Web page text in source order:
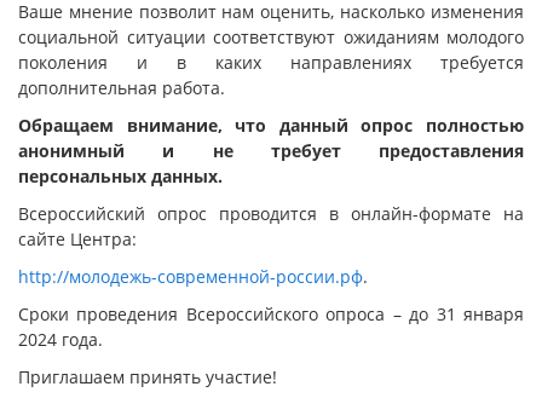
Ваше мнение позволит нам оценить, насколько изменения
социальной ситуации соответствуют ожиданиям молодого
поколения и в каких направлениях требуется
дополнительная работа.
Обращаем внимание, что данный опрос полностью
анонимный и не требует предоставления
персональных данных.
Всероссийский опрос проводится в онлайн-формате на
сайте Центра:
http://молодежь-современной-россии.рф.
Сроки проведения Всероссийского опроса – до 31 января
2024 года.
Приглашаем принять участие!